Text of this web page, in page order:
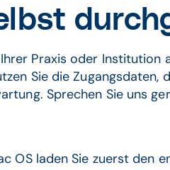
Praxis oder
Sie die
Sprechen Sie uns
OS laden Sie zuerst den